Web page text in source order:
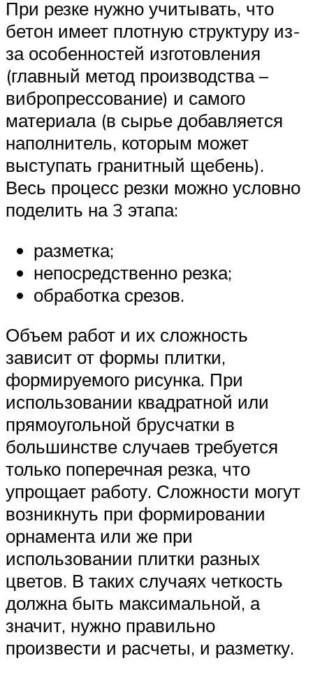
При резке нужно учитывать, что
бетон имеет плотную структуру из-
за особенностей изготовления
(главный метод производства –
вибропрессование) и самого
материала (в сырье добавляется
наполнитель, которым может
выступать гранитный щебень).
Весь процесс резки можно условно
поделить на 3 этапа:
разметка;
непосредственно резка;
обработка срезов.
Объем работ и их сложность
зависит от формы плитки,
формируемого рисунка. При
использовании квадратной или
прямоугольной брусчатки в
большинстве случаев требуется
только поперечная резка, что
упрощает работу. Сложности могут
возникнуть при формировании
орнамента или же при
использовании плитки разных
цветов. В таких случаях четкость
должна быть максимальной, а
значит, нужно правильно
произвести и расчеты, и разметку.